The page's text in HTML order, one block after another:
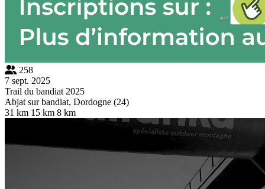
258
7 sept. 2025
Trail du bandiat 2025
Abjat sur bandiat, Dordogne (24)
31 km 15 km 8 km